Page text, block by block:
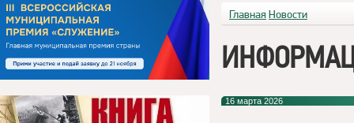
Главная Новости
16 марта 2026